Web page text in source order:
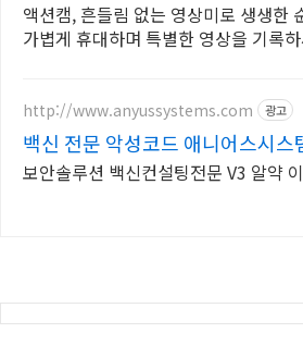
액션캠, 흔들림 없는 영상미로 생생한
가볍게 휴대하며 특별한 영상을 기록
http://www.anyussystems.com 광고
백신 전문 악성코드 애니어스시스
보안솔루션 백신컨설팅전문 V3 알약